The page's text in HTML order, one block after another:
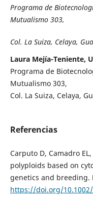
Programa de
Mutualismo 303,
Col. La Suiza, Celaya,
Laura Mejía-Teniente,
Programa de
Mutualismo 303,
Col. La Suiza, Celaya,
Referencias
Carputo D, Camadro
polyploids based on
genetics and breeding.
https://doi.org/10.1002/